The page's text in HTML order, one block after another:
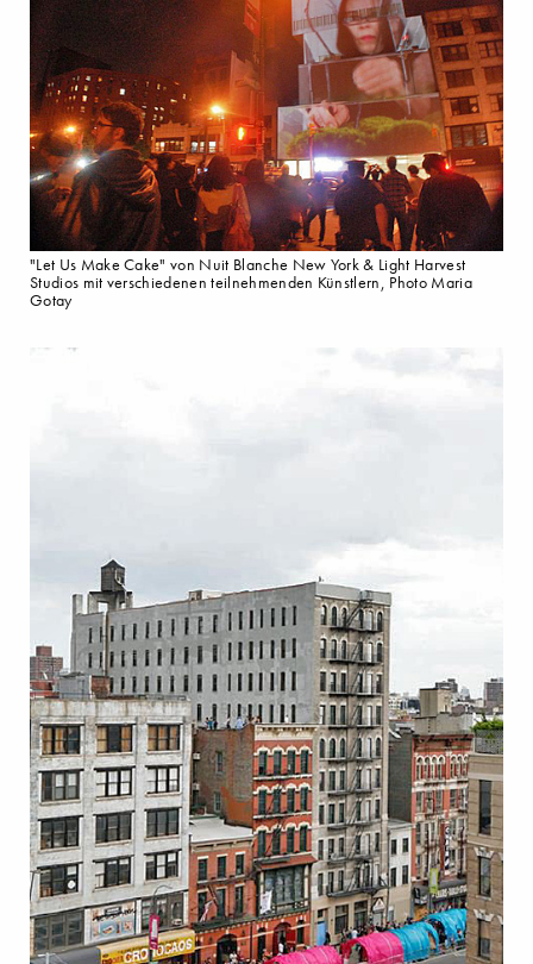
"Let Us Make Cake" von Nuit Blanche New York & Light Harvest
Studios mit verschiedenen teilnehmenden Künstlern, Photo Maria
Gotay